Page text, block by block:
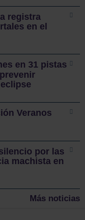
registra
en el
en 31 pistas
Veranos
por las
machista en
Más noticias